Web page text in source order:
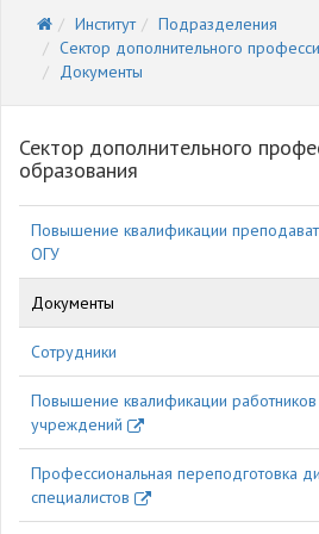
Институт
Подразделения
Сектор дополнительного
Документы
Сектор дополнительного
образования
Повышение квалификации
ОГУ
Документы
Сотрудники
Повышение квалификации
учреждений
Профессиональная переподготовка
специалистов